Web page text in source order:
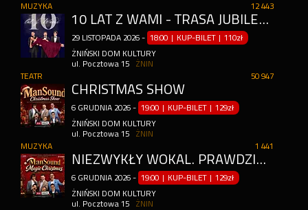
12 443
MUZYKA
10 LAT Z WAMI - TRASA JUBILEUSZOWA 2026
29 LISTOPADA 2026 - 18:00 | KUP-BILET |110zł
ŻNIŃSKI DOM KULTURY
ul. Pocztowa 15
ŻNIN
50 947
TEATR
CHRISTMAS SHOW
6 GRUDNIA 2026 - 19:00 | KUP-BILET |129zł
ŻNIŃSKI DOM KULTURY
ul. Pocztowa 15
ŻNIN
1 441
MUZYKA
NIEZWYKŁY WOKAL. PRAWDZIWE EMOCJE. MAGIA ŚWIĄT.
6 GRUDNIA 2026 - 19:00 | KUP-BILET |129zł
ŻNIŃSKI DOM KULTURY
ul. Pocztowa 15
ŻNIN